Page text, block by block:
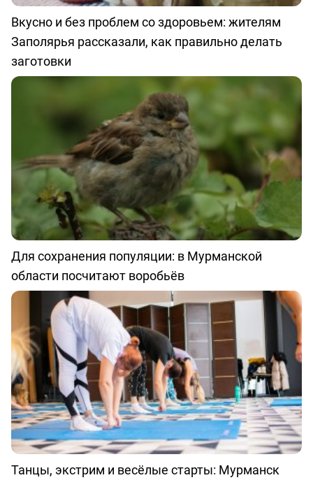
Вкусно и без проблем со здоровьем: жителям
Заполярья рассказали, как правильно делать
заготовки
Для сохранения популяции: в Мурманской
области посчитают воробьёв
Танцы, экстрим и весёлые старты: Мурманск